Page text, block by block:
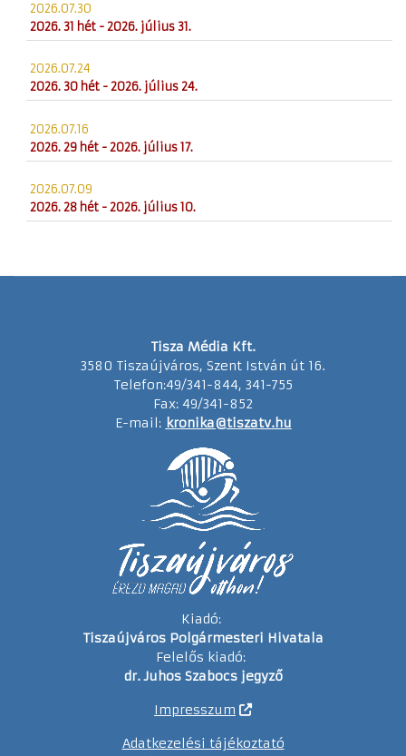
2026.07.30
2026. 31 hét - 2026. július 31.
2026.07.24
2026. 30 hét - 2026. július 24.
2026.07.16
2026. 29 hét - 2026. július 17.
2026.07.09
2026. 28 hét - 2026. július 10.
Tisza Média Kft.
3580 Tiszaújváros, Szent István út 16.
Telefon:49/341-844, 341-755
Fax: 49/341-852
E-mail: kronika@tiszatv.hu
Kiadó:
Tiszaújváros Polgármesteri Hivatala
Felelős kiadó:
dr. Juhos Szabocs jegyző
Impresszum
Adatkezelési tájékoztató